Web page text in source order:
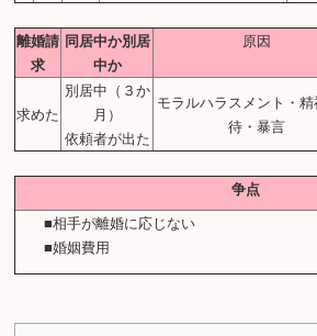
離婚請
求
同居中か別居
中か
原因
求めた
別居中（３か
月）
依頼者が出た
モラルハラスメント・
待・暴言
争点
■相手が離婚に応じない
■婚姻費用